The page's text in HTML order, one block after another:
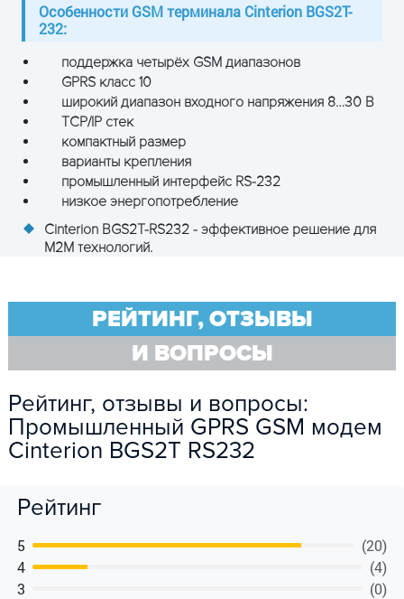
Особенности GSM терминала Cinterion BGS2T-
232:
поддержка четырёх GSM диапазонов
GPRS класс 10
широкий диапазон входного напряжения 8…30 В
TCP/IP стек
компактный размер
варианты крепления
промышленный интерфейс RS-232
низкое энергопотребление
Cinterion BGS2T-RS232 - эффективное решение для
M2M технологий.
РЕЙТИНГ, ОТЗЫВЫ
И ВОПРОСЫ
Рейтинг, отзывы и вопросы:
Промышленный GPRS GSM модем
Cinterion BGS2T RS232
Рейтинг
5
(20)
4
(4)
3
(0)